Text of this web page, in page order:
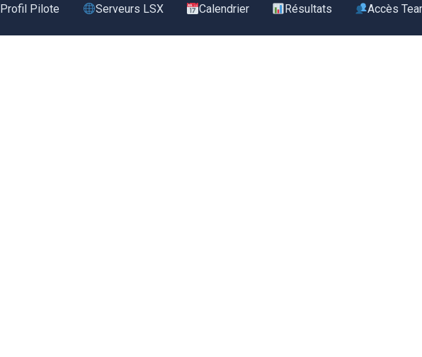
Profil Pilote Serveurs LSX Calendrier Résultats Accès